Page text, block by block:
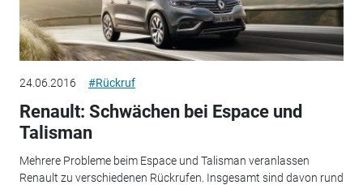
24.06.2016 #Rückruf
Renault: Schwächen bei Espace und
Talisman
Mehrere Probleme beim Espace und Talisman veranlassen
Renault zu verschiedenen Rückrufen. Insgesamt sind davon rund